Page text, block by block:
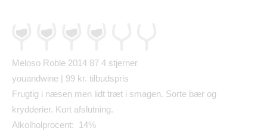
Meloso Roble 2014 87 4 stjerner
youandwine | 99 kr. tilbudspris
Frugtig i næsen men lidt træt i smagen. Sorte bær og
krydderier. Kort afslutning.
Alkolholprocent: 14%